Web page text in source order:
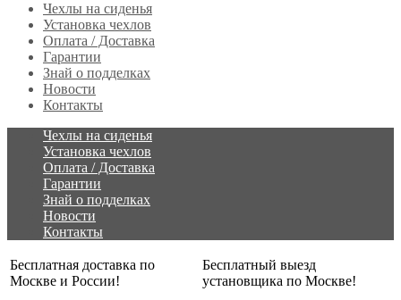
Чехлы на сиденья
Установка чехлов
Оплата / Доставка
Гарантии
Знай о подделках
Новости
Контакты
Чехлы на сиденья
Установка чехлов
Оплата / Доставка
Гарантии
Знай о подделках
Новости
Контакты
Бесплатная доставка по
Москве и России!
Бесплатный выезд
установщика по Москве!